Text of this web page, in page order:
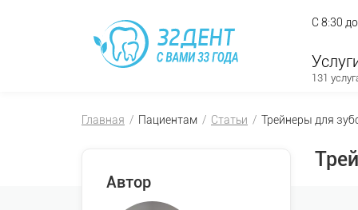
С 8:30
131
Главная Пациентам Статьи Трейнеры для
Автор